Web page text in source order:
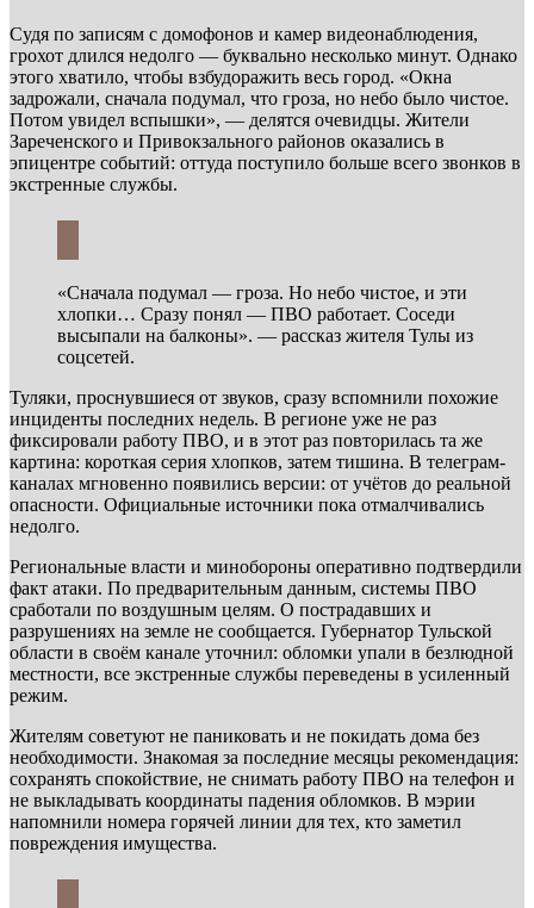
Судя по записям с домофонов и камер видеонаблюдения,
грохот длился недолго — буквально несколько минут. Однако
этого хватило, чтобы взбудоражить весь город. «Окна
задрожали, сначала подумал, что гроза, но небо было чистое.
Потом увидел вспышки», — делятся очевидцы. Жители
Зареченского и Привокзального районов оказались в
эпицентре событий: оттуда поступило больше всего звонков в
экстренные службы.
«Сначала подумал — гроза. Но небо чистое, и эти
хлопки… Сразу понял — ПВО работает. Соседи
высыпали на балконы». — рассказ жителя Тулы из
соцсетей.
Туляки, проснувшиеся от звуков, сразу вспомнили похожие
инциденты последних недель. В регионе уже не раз
фиксировали работу ПВО, и в этот раз повторилась та же
картина: короткая серия хлопков, затем тишина. В телеграм-
каналах мгновенно появились версии: от учётов до реальной
опасности. Официальные источники пока отмалчивались
недолго.
Региональные власти и минобороны оперативно подтвердили
факт атаки. По предварительным данным, системы ПВО
сработали по воздушным целям. О пострадавших и
разрушениях на земле не сообщается. Губернатор Тульской
области в своём канале уточнил: обломки упали в безлюдной
местности, все экстренные службы переведены в усиленный
режим.
Жителям советуют не паниковать и не покидать дома без
необходимости. Знакомая за последние месяцы рекомендация:
сохранять спокойствие, не снимать работу ПВО на телефон и
не выкладывать координаты падения обломков. В мэрии
напомнили номера горячей линии для тех, кто заметил
повреждения имущества.